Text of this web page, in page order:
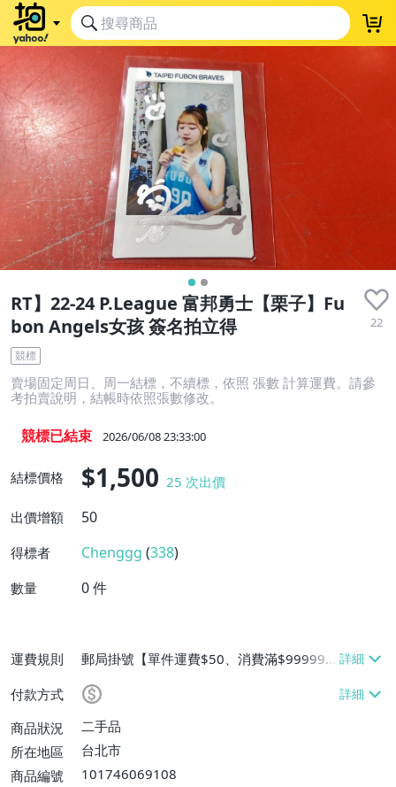
RT】22-24 P.League 富邦勇士【栗子】Fu
bon Angels女孩 簽名拍立得
22
競標
賣場固定周日、周一結標，不續標，依照 張數 計算運費。請參
考拍賣說明，結帳時依照張數修改。
競標已結束 2026/06/08 23:33:00
結標價格 $1,500 25 次出價
出價增額
50
得標者 Chenggg (338)
數量 0件
運費規則
郵局掛號【單件運費$50、消費滿$999999
免運費】
付款方式
商品狀況
二手品
所在地區
台北市
商品編號
101746069108